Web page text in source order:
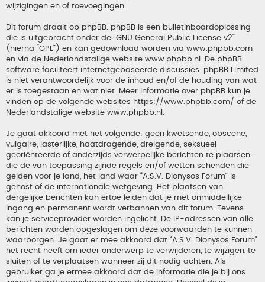
wijzigingen en of toevoegingen.
Dit forum draait op phpBB. phpBB is een bulletinboardoplossing
die is uitgebracht onder de “GNU General Public License v2”
(hierna “GPL”) en kan gedownload worden via www.phpbb.com
en via de Nederlandstalige website www.phpbb.nl . De phpBB-
software faciliteert internetgebaseerde discussies. phpBB Limited
is niet verantwoordelijk voor de inhoud en/of de houding van wat
er is toegestaan en wat niet. Meer informatie over phpBB kun je
vinden op de volgende websites https://www.phpbb.com/ of de
Nederlandstalige website www.phpbb.nl
Je gaat akkoord met het volgende: geen kwetsende, obscene,
vulgaire, lasterlijke, haatdragende, dreigende, seksueel
georiënteerde of anderzijds verwerpelijke berichten te plaatsen,
die de van toepassing zijnde regels en/of wetten schenden die
gelden voor je land, het land waar “A.S.V. Dionysos Forum” is
gehost of de internationale wetgeving. Het plaatsen van
dergelijke berichten kan ertoe leiden dat je met onmiddellijke
ingang en permanent wordt verbannen van dit forum. Tevens
kan je serviceprovider worden ingelicht. De IP-adressen van alle
berichten worden opgeslagen om deze voorwaarden te kunnen
waarborgen. Je gaat er mee akkoord dat “A.S.V. Dionysos Forum”
het recht heeft om ieder onderwerp te verwijderen, te wijzigen, te
sluiten of te verplaatsen wanneer zij dit nodig achten. Als
gebruiker ga je ermee akkoord dat de informatie die je bij ons